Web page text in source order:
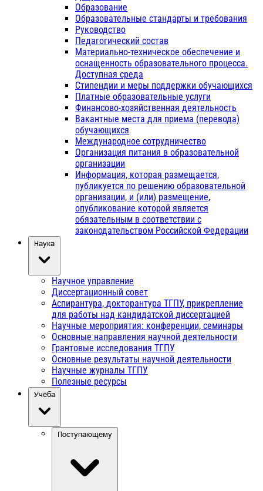
Образование
Образовательные стандарты и требования
Руководство
Педагогический состав
Материально-техническое обеспечение и
оснащенность образовательного процесса.
Доступная среда
Стипендии и меры поддержки обучающихся
Платные образовательные услуги
Финансово-хозяйственная деятельность
Вакантные места для приема (перевода)
обучающихся
Международное сотрудничество
Организация питания в образовательной
организации
Информация, которая размещается,
публикуется по решению образовательной
организации, и (или) размещение,
опубликование которой является
обязательным в соответствии с
законодательством Российской Федерации
Наука
Научное управление
Диссертационный совет
Аспирантура, докторантура ТГПУ, прикрепление
для работы над кандидатской диссертацией
Научные мероприятия: конференции, семинары
Основные направления научной деятельности
Грантовые исследования ТГПУ
Основные результаты научной деятельности
Научные журналы ТГПУ
Полезные ресурсы
Учёба
Поступающему